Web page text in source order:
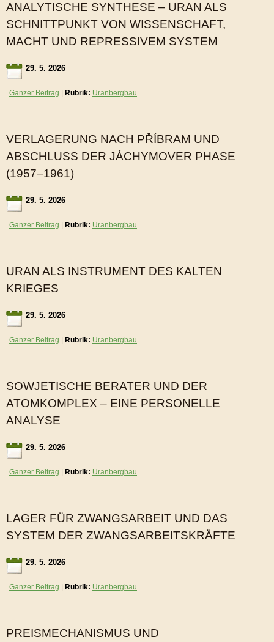
ANALYTISCHE SYNTHESE – URAN ALS
SCHNITTPUNKT VON WISSENSCHAFT,
MACHT UND REPRESSIVEM SYSTEM
29. 5. 2026
Ganzer Beitrag Rubrik: Uranbergbau
VERLAGERUNG NACH PŘÍBRAM UND
ABSCHLUSS DER JÁCHYMOVER PHASE
(1957–1961)
29. 5. 2026
Ganzer Beitrag Rubrik: Uranbergbau
URAN ALS INSTRUMENT DES KALTEN
KRIEGES
29. 5. 2026
Ganzer Beitrag Rubrik: Uranbergbau
SOWJETISCHE BERATER UND DER
ATOMKOMPLEX – EINE PERSONELLE
ANALYSE
29. 5. 2026
Ganzer Beitrag Rubrik: Uranbergbau
LAGER FÜR ZWANGSARBEIT UND DAS
SYSTEM DER ZWANGSARBEITSKRÄFTE
29. 5. 2026
Ganzer Beitrag Rubrik: Uranbergbau
PREISMECHANISMUS UND